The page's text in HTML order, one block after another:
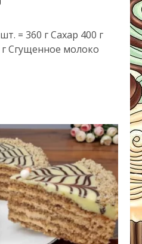
= 360 г Сахар 400 г
Сгущенное молоко